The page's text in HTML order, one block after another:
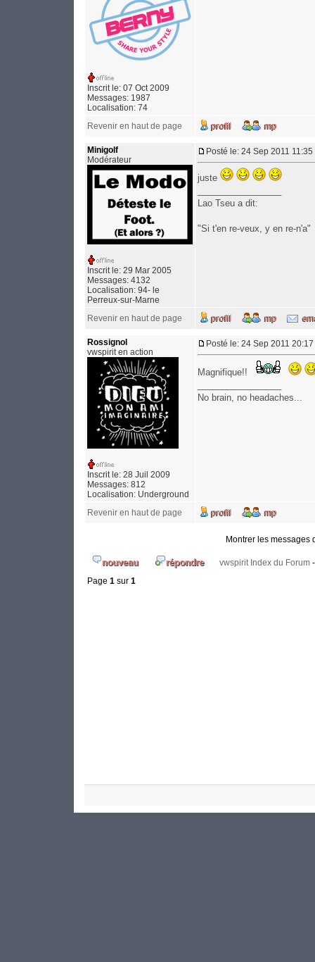
Inscrit le: 07 Oct 2009
Messages: 1987
Localisation: 74
Revenir en haut de page
Minigolf
Modérateur
Inscrit le: 29 Mar 2005
Messages: 4132
Localisation: 94- le
Perreux-sur-Marne
Posté le: 24 Sep 2011 11:35
juste
Lao Tseu a dit:
"Si t'en re-veux, y en re-n'a"
Revenir en haut de page
Rossignol
vwspirit en action
Inscrit le: 28 Juil 2009
Messages: 812
Localisation: Underground
Posté le: 24 Sep 2011 20:17
Magnifique!!
No brain, no headaches...
Revenir en haut de page
Montrer les messages
vwspirit Index du Forum
Page 1 sur 1